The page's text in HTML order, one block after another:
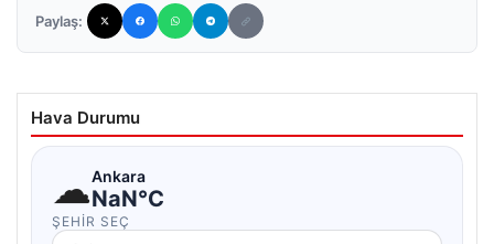
Paylaş:
Hava Durumu
☁Ankara
NaN°C
ŞEHIR SEÇ